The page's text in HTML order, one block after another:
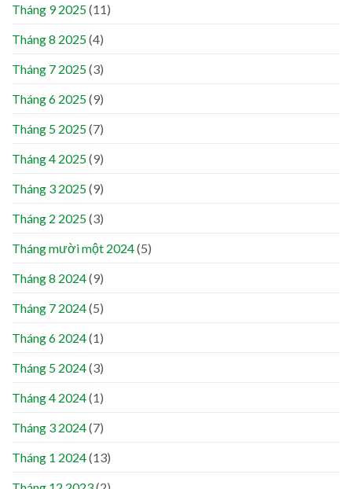
Tháng 9 2025(11)
Tháng 8 2025(4)
Tháng 7 2025(3)
Tháng 6 2025(9)
Tháng 5 2025(7)
Tháng 4 2025(9)
Tháng 3 2025(9)
Tháng 2 2025(3)
Tháng mười một 2024(5)
Tháng 8 2024(9)
Tháng 7 2024(5)
Tháng 6 2024(1)
Tháng 5 2024(3)
Tháng 4 2024(1)
Tháng 3 2024(7)
Tháng 1 2024(13)